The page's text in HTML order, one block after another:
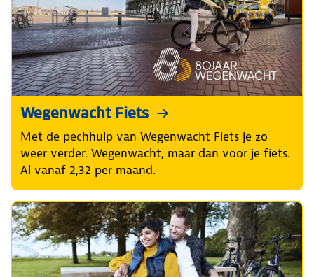
Wegenwacht Fiets
Met de pechhulp van Wegenwacht Fiets je zo
weer verder. Wegenwacht, maar dan voor je fiets.
Al vanaf 2,32 per maand.